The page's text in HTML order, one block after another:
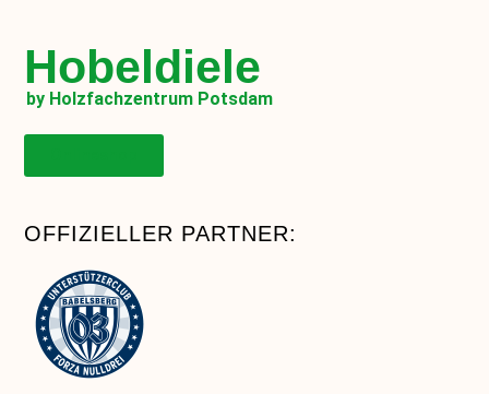
Hobeldiele
by Holzfachzentrum Potsdam
OFFIZIELLER PARTNER: